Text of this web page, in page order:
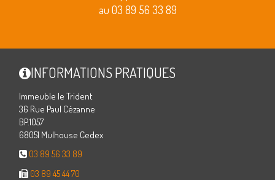
au 03 89 56 33 89
INFORMATIONS PRATIQUES
Immeuble le Trident
36 Rue Paul Cézanne
BP.1057
68051 Mulhouse Cedex
03 89 56 33 89
03 89 45 44 70